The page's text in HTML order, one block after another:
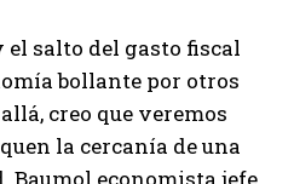
salto del gasto fiscal
bollante por otros
creo que veremos
la cercanía de una